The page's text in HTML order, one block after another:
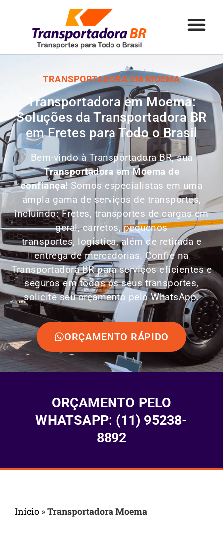
TRANSPORTADORA EM MOEMA
Transportadora em Moema:
Soluções da Transportadora BR
em Fretes para Todo o Brasil
Bem-vindo à Transportadora BR, sua
Transportadora em Moema de
confiança! Somos especialistas em uma
ampla gama de serviços de transportes,
incluindo: Fretes, transportes de cargas em
geral, carretos, pequenos
transportes, logística, além de retirada e
entrega de mercadorias. Confie na
Transportadora BR para serviços eficientes e
seguros em todos os seus transportes,
solicite seu orçamento pelo WhatsApp.
ORÇAMENTO RÁPIDO
ORÇAMENTO PELO
WHATSAPP: (11) 95238-
8892
Início »Transportadora Moema